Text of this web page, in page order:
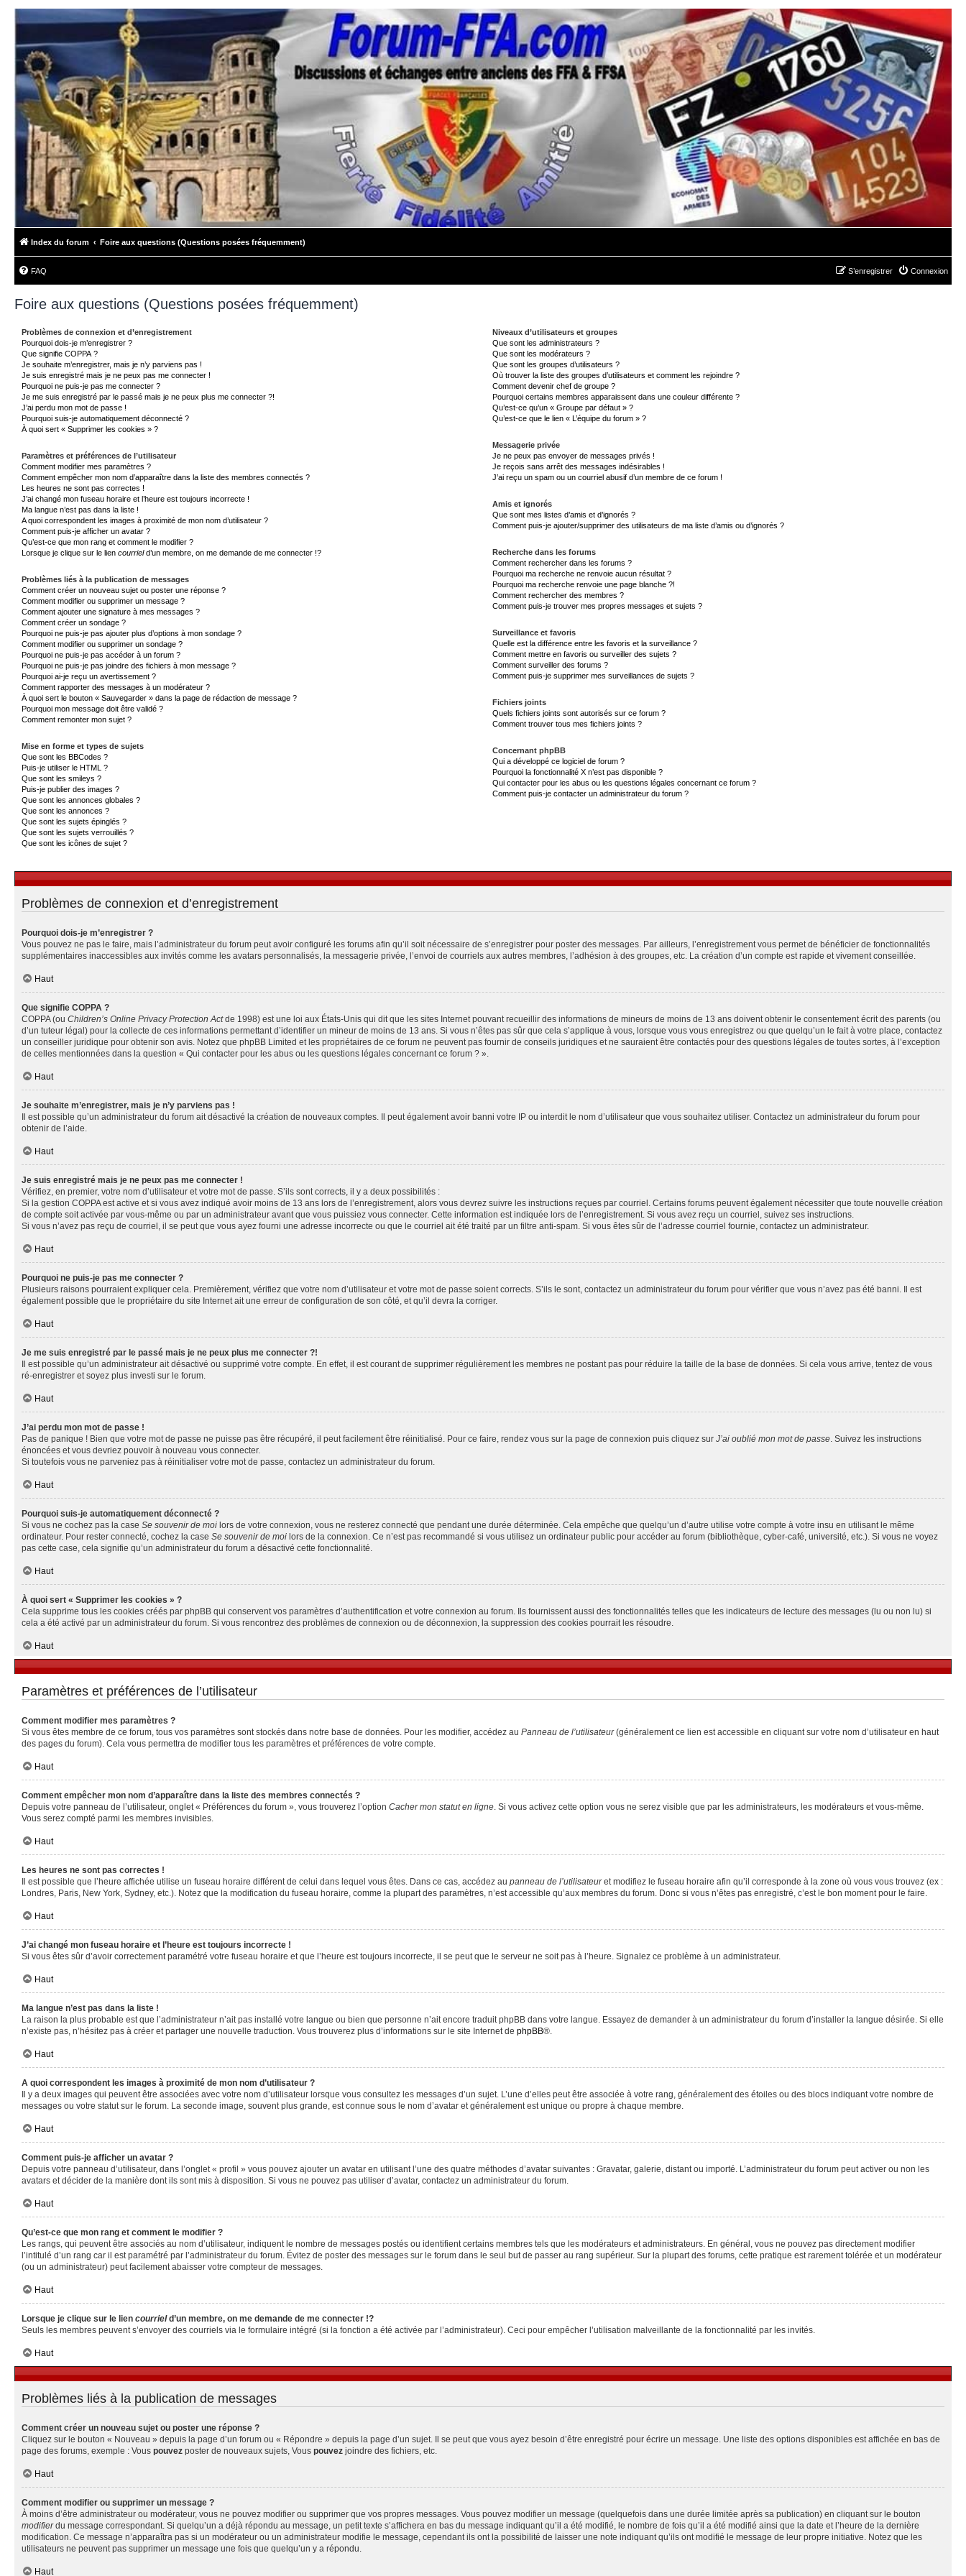
Index du forum Foire aux questions (Questions posées fréquemment)
FAQ Connexion
S’enregistrer
Foire aux questions (Questions posées fréquemment)
Problèmes de connexion et d’enregistrement
Pourquoi dois-je m’enregistrer ?
Que signifie COPPA ?
Je souhaite m’enregistrer, mais je n’y parviens pas !
Je suis enregistré mais je ne peux pas me connecter !
Pourquoi ne puis-je pas me connecter ?
Je me suis enregistré par le passé mais je ne peux plus me connecter ?!
J’ai perdu mon mot de passe !
Pourquoi suis-je automatiquement déconnecté ?
À quoi sert « Supprimer les cookies » ?
Paramètres et préférences de l’utilisateur
Comment modifier mes paramètres ?
Comment empêcher mon nom d’apparaître dans la liste des membres connectés ?
Les heures ne sont pas correctes !
J’ai changé mon fuseau horaire et l’heure est toujours incorrecte !
Ma langue n’est pas dans la liste !
A quoi correspondent les images à proximité de mon nom d’utilisateur ?
Comment puis-je afficher un avatar ?
Qu’est-ce que mon rang et comment le modifier ?
Lorsque je clique sur le lien courrield’un membre, on me demande de me connecter !?
Problèmes liés à la publication de messages
Comment créer un nouveau sujet ou poster une réponse ?
Comment modifier ou supprimer un message ?
Comment ajouter une signature à mes messages ?
Comment créer un sondage ?
Pourquoi ne puis-je pas ajouter plus d’options à mon sondage ?
Comment modifier ou supprimer un sondage ?
Pourquoi ne puis-je pas accéder à un forum ?
Pourquoi ne puis-je pas joindre des fichiers à mon message ?
Pourquoi ai-je reçu un avertissement ?
Comment rapporter des messages à un modérateur ?
À quoi sert le bouton « Sauvegarder » dans la page de rédaction de message ?
Pourquoi mon message doit être validé ?
Comment remonter mon sujet ?
Mise en forme et types de sujets
Que sont les BBCodes ?
Puis-je utiliser le HTML ?
Que sont les smileys ?
Puis-je publier des images ?
Que sont les annonces globales ?
Que sont les annonces ?
Que sont les sujets épinglés ?
Que sont les sujets verrouillés ?
Que sont les icônes de sujet ?
Niveaux d’utilisateurs et groupes
Que sont les administrateurs ?
Que sont les modérateurs ?
Que sont les groupes d’utilisateurs ?
Où trouver la liste des groupes d’utilisateurs et comment les rejoindre ?
Comment devenir chef de groupe ?
Pourquoi certains membres apparaissent dans une couleur différente ?
Qu’est-ce qu’un « Groupe par défaut » ?
Qu’est-ce que le lien « L’équipe du forum » ?
Messagerie privée
Je ne peux pas envoyer de messages privés !
Je reçois sans arrêt des messages indésirables !
J’ai reçu un spam ou un courriel abusif d’un membre de ce forum !
Amis et ignorés
Que sont mes listes d’amis et d’ignorés ?
Comment puis-je ajouter/supprimer des utilisateurs de ma liste d’amis ou d’ignorés ?
Recherche dans les forums
Comment rechercher dans les forums ?
Pourquoi ma recherche ne renvoie aucun résultat ?
Pourquoi ma recherche renvoie une page blanche ?!
Comment rechercher des membres ?
Comment puis-je trouver mes propres messages et sujets ?
Surveillance et favoris
Quelle est la différence entre les favoris et la surveillance ?
Comment mettre en favoris ou surveiller des sujets ?
Comment surveiller des forums ?
Comment puis-je supprimer mes surveillances de sujets ?
Fichiers joints
Quels fichiers joints sont autorisés sur ce forum ?
Comment trouver tous mes fichiers joints ?
Concernant phpBB
Qui a développé ce logiciel de forum ?
Pourquoi la fonctionnalité X n’est pas disponible ?
Qui contacter pour les abus ou les questions légales concernant ce forum ?
Comment puis-je contacter un administrateur du forum ?
Problèmes de connexion et d’enregistrement
Pourquoi dois-je m’enregistrer ?
Vous pouvez ne pas le faire, mais l’administrateur du forum peut avoir configuré les forums afin qu’il soit nécessaire de s’enregistrer pour poster des messages. Par ailleurs, l’enregistrement vous permet de bénéficier de fonctionnalités
supplémentaires inaccessibles aux invités comme les avatars personnalisés, la messagerie privée, l’envoi de courriels aux autres membres, l’adhésion à des groupes, etc. La création d’un compte est rapide et vivement conseillée.
Haut
Que signifie COPPA ?
COPPA (ou Children’s Online Privacy Protection Actde 1998) est une loi aux États-Unis qui dit que les sites Internet pouvant recueillir des informations de mineurs de moins de 13 ans doivent obtenir le consentement écrit des parents (ou
d’un tuteur légal) pour la collecte de ces informations permettant d’identifier un mineur de moins de 13 ans. Si vous n’êtes pas sûr que cela s’applique à vous, lorsque vous vous enregistrez ou que quelqu’un le fait à votre place, contactez
un conseiller juridique pour obtenir son avis. Notez que phpBB Limited et les propriétaires de ce forum ne peuvent pas fournir de conseils juridiques et ne sauraient être contactés pour des questions légales de toutes sortes, à l’exception
de celles mentionnées dans la question « Qui contacter pour les abus ou les questions légales concernant ce forum ? ».
Haut
Je souhaite m’enregistrer, mais je n’y parviens pas !
Il est possible qu’un administrateur du forum ait désactivé la création de nouveaux comptes. Il peut également avoir banni votre IP ou interdit le nom d’utilisateur que vous souhaitez utiliser. Contactez un administrateur du forum pour
obtenir de l’aide.
Haut
Je suis enregistré mais je ne peux pas me connecter !
Vérifiez, en premier, votre nom d’utilisateur et votre mot de passe. S’ils sont corrects, il y a deux possibilités :
Si la gestion COPPA est active et si vous avez indiqué avoir moins de 13 ans lors de l’enregistrement, alors vous devrez suivre les instructions reçues par courriel. Certains forums peuvent également nécessiter que toute nouvelle création
de compte soit activée par vous-même ou par un administrateur avant que vous puissiez vous connecter. Cette information est indiquée lors de l’enregistrement. Si vous avez reçu un courriel, suivez ses instructions.
Si vous n’avez pas reçu de courriel, il se peut que vous ayez fourni une adresse incorrecte ou que le courriel ait été traité par un filtre anti-spam. Si vous êtes sûr de l’adresse courriel fournie, contactez un administrateur.
Haut
Pourquoi ne puis-je pas me connecter ?
Plusieurs raisons pourraient expliquer cela. Premièrement, vérifiez que votre nom d’utilisateur et votre mot de passe soient corrects. S’ils le sont, contactez un administrateur du forum pour vérifier que vous n’avez pas été banni. Il est
également possible que le propriétaire du site Internet ait une erreur de configuration de son côté, et qu’il devra la corriger.
Haut
Je me suis enregistré par le passé mais je ne peux plus me connecter ?!
Il est possible qu’un administrateur ait désactivé ou supprimé votre compte. En effet, il est courant de supprimer régulièrement les membres ne postant pas pour réduire la taille de la base de données. Si cela vous arrive, tentez de vous
ré-enregistrer et soyez plus investi sur le forum.
Haut
J’ai perdu mon mot de passe !
Pas de panique ! Bien que votre mot de passe ne puisse pas être récupéré, il peut facilement être réinitialisé. Pour ce faire, rendez vous sur la page de connexion puis cliquez sur J’ai oublié mon mot de passe. Suivez les instructions
énoncées et vous devriez pouvoir à nouveau vous connecter.
Si toutefois vous ne parveniez pas à réinitialiser votre mot de passe, contactez un administrateur du forum.
Haut
Pourquoi suis-je automatiquement déconnecté ?
Si vous ne cochez pas la case Se souvenir de moi lors de votre connexion, vous ne resterez connecté que pendant une durée déterminée. Cela empêche que quelqu’un d’autre utilise votre compte à votre insu en utilisant le même
ordinateur. Pour rester connecté, cochez la case Se souvenir de moi lors de la connexion. Ce n’est pas recommandé si vous utilisez un ordinateur public pour accéder au forum (bibliothèque, cyber-café, université, etc.). Si vous ne voyez
pas cette case, cela signifie qu’un administrateur du forum a désactivé cette fonctionnalité.
Haut
À quoi sert « Supprimer les cookies » ?
Cela supprime tous les cookies créés par phpBB qui conservent vos paramètres d’authentification et votre connexion au forum. Ils fournissent aussi des fonctionnalités telles que les indicateurs de lecture des messages (lu ou non lu) si
cela a été activé par un administrateur du forum. Si vous rencontrez des problèmes de connexion ou de déconnexion, la suppression des cookies pourrait les résoudre.
Haut
Paramètres et préférences de l’utilisateur
Comment modifier mes paramètres ?
Si vous êtes membre de ce forum, tous vos paramètres sont stockés dans notre base de données. Pour les modifier, accédez au Panneau de l’utilisateur(généralement ce lien est accessible en cliquant sur votre nom d’utilisateur en haut
des pages du forum). Cela vous permettra de modifier tous les paramètres et préférences de votre compte.
Haut
Comment empêcher mon nom d’apparaître dans la liste des membres connectés ?
Depuis votre panneau de l’utilisateur, onglet « Préférences du forum », vous trouverez l’option Cacher mon statut en ligne. Si vous activez cette option vous ne serez visible que par les administrateurs, les modérateurs et vous-même.
Vous serez compté parmi les membres invisibles.
Haut
Les heures ne sont pas correctes !
Il est possible que l’heure affichée utilise un fuseau horaire différent de celui dans lequel vous êtes. Dans ce cas, accédez au panneau de l’utilisateuret modifiez le fuseau horaire afin qu’il corresponde à la zone où vous vous trouvez (ex :
Londres, Paris, New York, Sydney, etc.). Notez que la modification du fuseau horaire, comme la plupart des paramètres, n’est accessible qu’aux membres du forum. Donc si vous n’êtes pas enregistré, c’est le bon moment pour le faire.
Haut
J’ai changé mon fuseau horaire et l’heure est toujours incorrecte !
Si vous êtes sûr d’avoir correctement paramétré votre fuseau horaire et que l’heure est toujours incorrecte, il se peut que le serveur ne soit pas à l’heure. Signalez ce problème à un administrateur.
Haut
Ma langue n’est pas dans la liste !
La raison la plus probable est que l’administrateur n’ait pas installé votre langue ou bien que personne n’ait encore traduit phpBB dans votre langue. Essayez de demander à un administrateur du forum d’installer la langue désirée. Si elle
n’existe pas, n’hésitez pas à créer et partager une nouvelle traduction. Vous trouverez plus d’informations sur le site Internet de phpBB®.
Haut
A quoi correspondent les images à proximité de mon nom d’utilisateur ?
Il y a deux images qui peuvent être associées avec votre nom d’utilisateur lorsque vous consultez les messages d’un sujet. L’une d’elles peut être associée à votre rang, généralement des étoiles ou des blocs indiquant votre nombre de
messages ou votre statut sur le forum. La seconde image, souvent plus grande, est connue sous le nom d’avatar et généralement est unique ou propre à chaque membre.
Haut
Comment puis-je afficher un avatar ?
Depuis votre panneau d’utilisateur, dans l’onglet « profil » vous pouvez ajouter un avatar en utilisant l’une des quatre méthodes d’avatar suivantes : Gravatar, galerie, distant ou importé. L’administrateur du forum peut activer ou non les
avatars et décider de la manière dont ils sont mis à disposition. Si vous ne pouvez pas utiliser d’avatar, contactez un administrateur du forum.
Haut
Qu’est-ce que mon rang et comment le modifier ?
Les rangs, qui peuvent être associés au nom d’utilisateur, indiquent le nombre de messages postés ou identifient certains membres tels que les modérateurs et administrateurs. En général, vous ne pouvez pas directement modifier
l’intitulé d’un rang car il est paramétré par l’administrateur du forum. Évitez de poster des messages sur le forum dans le seul but de passer au rang supérieur. Sur la plupart des forums, cette pratique est rarement tolérée et un modérateur
(ou un administrateur) peut facilement abaisser votre compteur de messages.
Haut
Lorsque je clique sur le lien courrield’un membre, on me demande de me connecter !?
Seuls les membres peuvent s’envoyer des courriels via le formulaire intégré (si la fonction a été activée par l’administrateur). Ceci pour empêcher l’utilisation malveillante de la fonctionnalité par les invités.
Haut
Problèmes liés à la publication de messages
Comment créer un nouveau sujet ou poster une réponse ?
Cliquez sur le bouton « Nouveau » depuis la page d’un forum ou « Répondre » depuis la page d’un sujet. Il se peut que vous ayez besoin d’être enregistré pour écrire un message. Une liste des options disponibles est affichée en bas de
page des forums, exemple : Vous pouvez poster de nouveaux sujets, Vous pouvez joindre des fichiers, etc.
Haut
Comment modifier ou supprimer un message ?
À moins d’être administrateur ou modérateur, vous ne pouvez modifier ou supprimer que vos propres messages. Vous pouvez modifier un message (quelquefois dans une durée limitée après sa publication) en cliquant sur le bouton
modifierdu message correspondant. Si quelqu’un a déjà répondu au message, un petit texte s’affichera en bas du message indiquant qu’il a été modifié, le nombre de fois qu’il a été modifié ainsi que la date et l’heure de la dernière
modification. Ce message n’apparaîtra pas si un modérateur ou un administrateur modifie le message, cependant ils ont la possibilité de laisser une note indiquant qu’ils ont modifié le message de leur propre initiative. Notez que les
utilisateurs ne peuvent pas supprimer un message une fois que quelqu’un y a répondu.
Haut